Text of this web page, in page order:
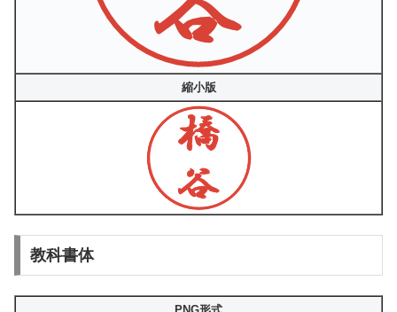
縮小版
教科書体